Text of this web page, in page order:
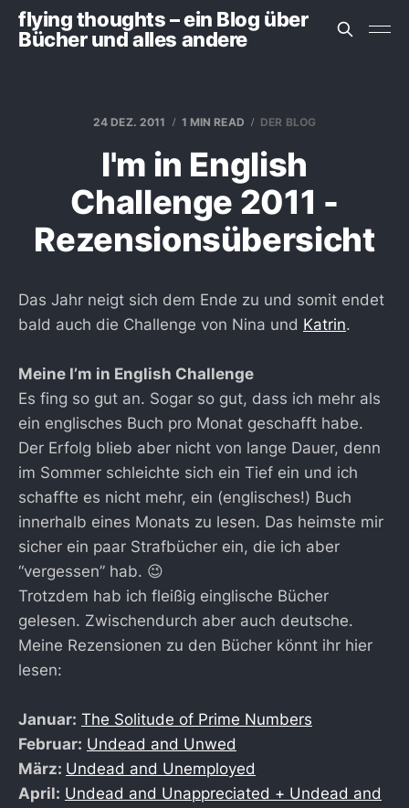
flying thoughts – ein Blog über
Bücher und alles andere
24 DEZ. 2011 1 MIN READ DER BLOG
I'm in English
Challenge 2011 -
Rezensionsübersicht
Das Jahr neigt sich dem Ende zu und somit endet
bald auch die Challenge von Nina und Katrin.
Meine I’m in English Challenge
Es fing so gut an. Sogar so gut, dass ich mehr als
ein englisches Buch pro Monat geschafft habe.
Der Erfolg blieb aber nicht von lange Dauer, denn
im Sommer schleichte sich ein Tief ein und ich
schaffte es nicht mehr, ein (englisches!) Buch
innerhalb eines Monats zu lesen. Das heimste mir
sicher ein paar Strafbücher ein, die ich aber
“vergessen” hab. 😉
Trotzdem hab ich fleißig einglische Bücher
gelesen. Zwischendurch aber auch deutsche.
Meine Rezensionen zu den Bücher könnt ihr hier
lesen:
Januar: The Solitude of Prime Numbers
Februar: Undead and Unwed
März: Undead and Unemployed
April: Undead and Unappreciated + Undead and